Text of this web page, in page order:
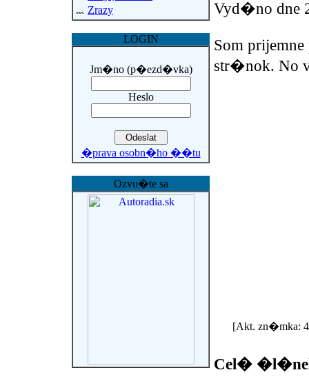
Zrazy
LOGIN
Jm�no (p�ezd�vka)
Heslo
�prava osobn�ho ��tu
Ozvu�te sa
Vyd�no dne
Som prijemne
str�nok. No
[Akt. zn�mka:
Cel�